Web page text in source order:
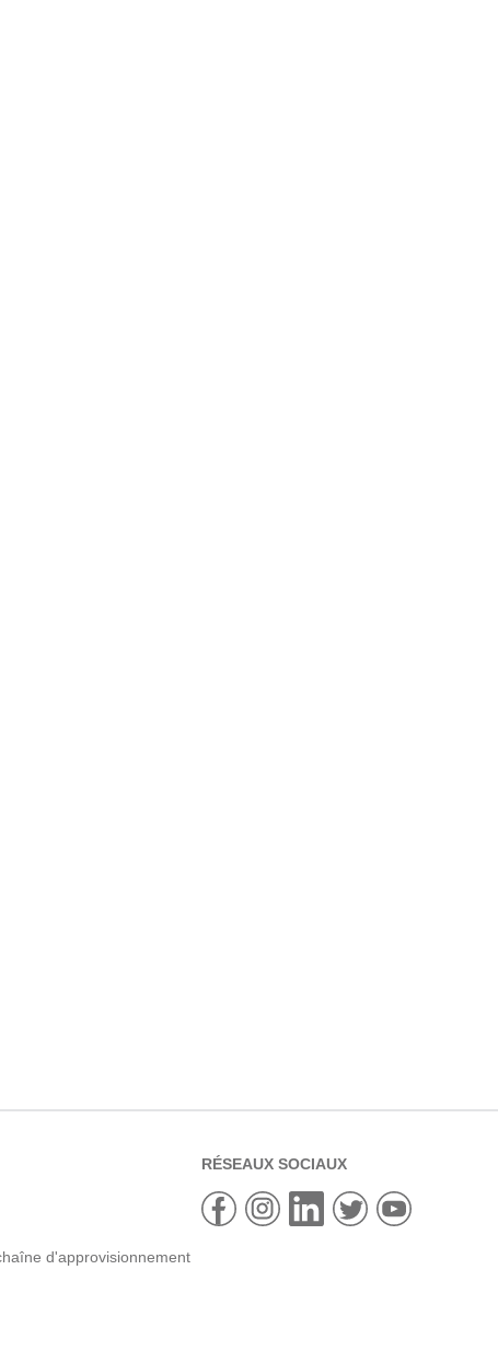
d'approvisionnement
RÉSEAUX SOCIAUX